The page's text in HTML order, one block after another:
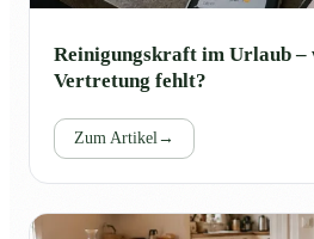
Reinigungskraft im Urlaub –
Vertretung fehlt?
Zum Artikel→